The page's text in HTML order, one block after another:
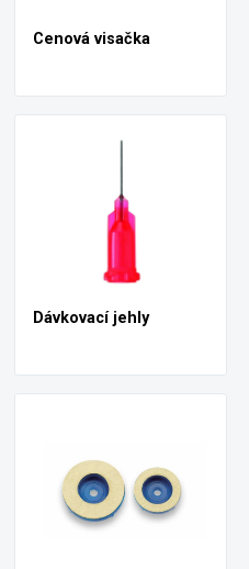
Cenová visačka
Dávkovací jehly